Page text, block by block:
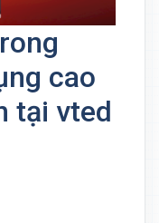
cao
tại vted